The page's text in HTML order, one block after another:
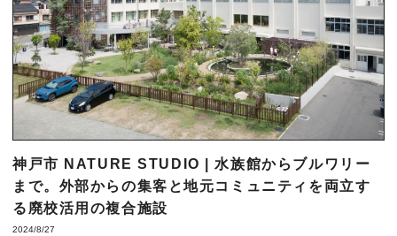
神戸市 NATURE STUDIO | 水族館からブルワリー
まで。外部からの集客と地元コミュニティを両立す
る廃校活用の複合施設
2024/8/27